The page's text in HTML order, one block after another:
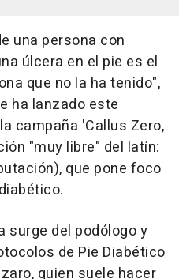
una persona con
úlcera en el pie es el
que no la ha tenido",
ha lanzado este
campaña 'Callus Zero,
"muy libre" del latín:
que pone foco
surge del podólogo y
de Pie Diabético
quien suele hacer